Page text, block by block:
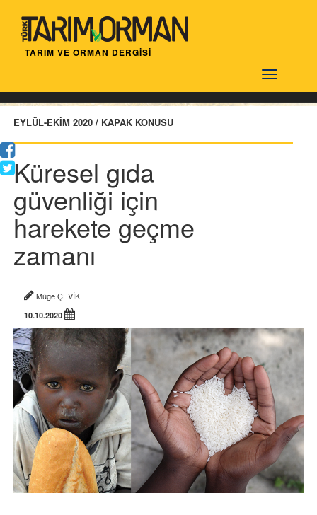
TARIM VE ORMAN DERGİSİ
Türktarım
EYLÜL-EKİM 2020 / KAPAK KONUSU
Küresel gıda
güvenliği için
harekete geçme
zamanı
Müge ÇEVİK
10.10.2020